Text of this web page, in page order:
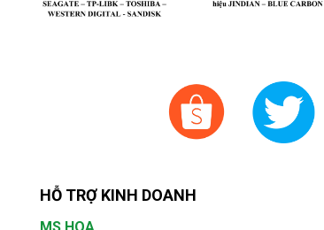
HỖ TRỢ KINH DOANH